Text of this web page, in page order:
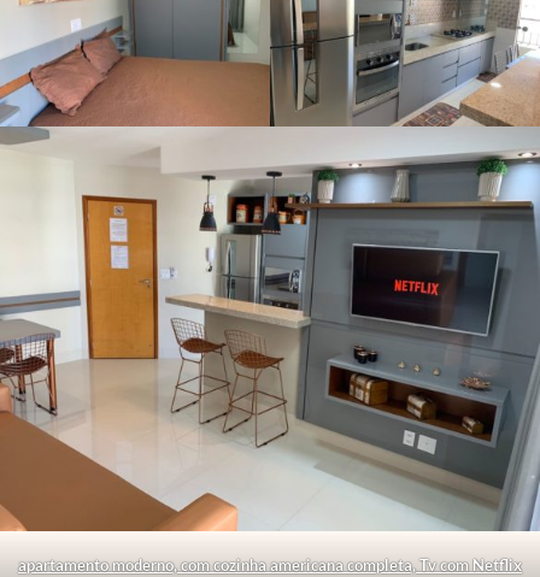
apartamento moderno, com cozinha americana completa, Tv com Netflix